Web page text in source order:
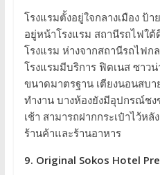
โรงแรมตั้งอยู่ใจกลางเมือง ป้
อยู่หน้าโรงแรม สถานีรถไฟใ
โรงแรม ห่างจากสถานีรถไฟ
โรงแรมมีบริการ ฟิตเนส ซาว
ขนาดมาตรฐาน เตียงนอนสบ
ทำงาน บางห้องยังมีอุปกรณ์ช
เช้า สามารถฝากกระเป๋าไว้ห
ร้านค้าและร้านอาหาร
9. Original Sokos Hotel